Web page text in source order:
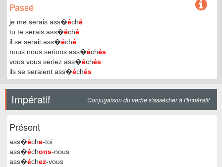
Passé
je me serais ass�éché
tu te serais ass�éché
il se serait ass�éché
nous nous serions ass�échés
vous vous seriez ass�échés
ils se seraient ass�échés
Impératif Conjugaison du verbe s'assécher à l'Impératif
Présent
ass�èche-toi
ass�échons-nous
ass�échez-vous